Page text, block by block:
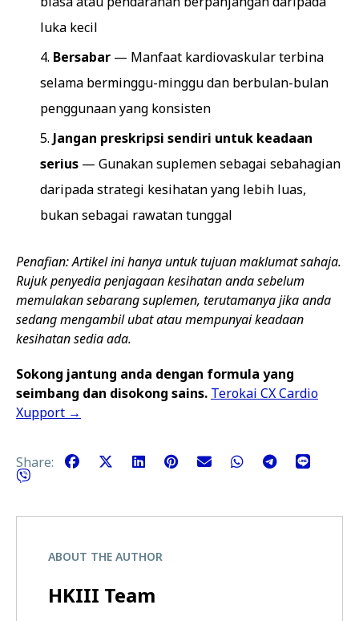
luka kecil
Bersabar — Manfaat kardiovaskular terbina
selama berminggu-minggu dan berbulan-bulan
penggunaan yang konsisten
Jangan preskripsi sendiri untuk keadaan
serius — Gunakan suplemen sebagai sebahagian
daripada strategi kesihatan yang lebih luas,
bukan sebagai rawatan tunggal
Penafian: Artikel ini hanya untuk tujuan maklumat sahaja.
Rujuk penyedia penjagaan kesihatan anda sebelum
memulakan sebarang suplemen, terutamanya jika anda
sedang mengambil ubat atau mempunyai keadaan
kesihatan sedia ada.
Sokong jantung anda dengan formula yang
seimbang dan disokong sains. Terokai CX Cardio
Xupport →
Share:
ABOUT THE AUTHOR
HKIII Team